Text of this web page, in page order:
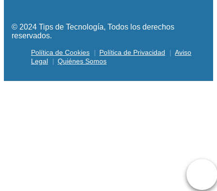
© 2024 Tips de Tecnología, Todos los derechos
reservados.
Política de Cookies Política de Privacidad
Aviso
Legal
Quiénes Somos